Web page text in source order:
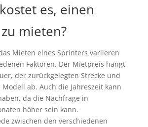
es, einen
mieten?
Mieten eines Sprinters variieren
Faktoren. Der Mietpreis hängt
der zurückgelegten Strecke und
ab. Auch die Jahreszeit kann
da die Nachfrage in
höher sein kann.
zwischen den verschiedenen